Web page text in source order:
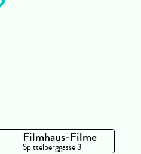
Filmhaus-Filme
Spittelberggasse 3